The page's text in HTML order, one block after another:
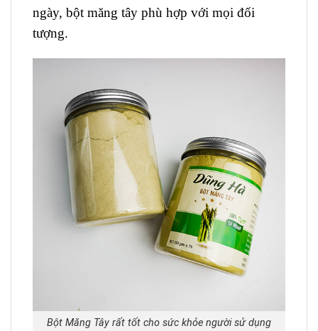
ngày, bột măng tây phù hợp với mọi đối
tượng.
Bột Măng Tây rất tốt cho sức khỏe người sử dụng